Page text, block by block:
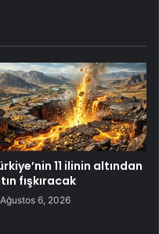
11 ilinin altından
fışkıracak
Ağustos 6, 2026